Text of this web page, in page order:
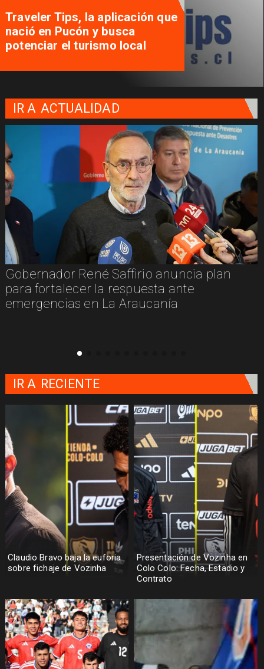
Traveler Tips, la aplicación que
nació en Pucón y busca
potenciar el turismo local
IR A ACTUALIDAD
Gobernador René Saffirio anuncia plan
para fortalecer la respuesta ante
emergencias en La Araucanía
Claudio Bravo baja la euforia
sobre fichaje de Vozinha
Presentación de Vozinha en
Colo Colo: Fecha, Estadio y
Contrato
IR A RECIENTE